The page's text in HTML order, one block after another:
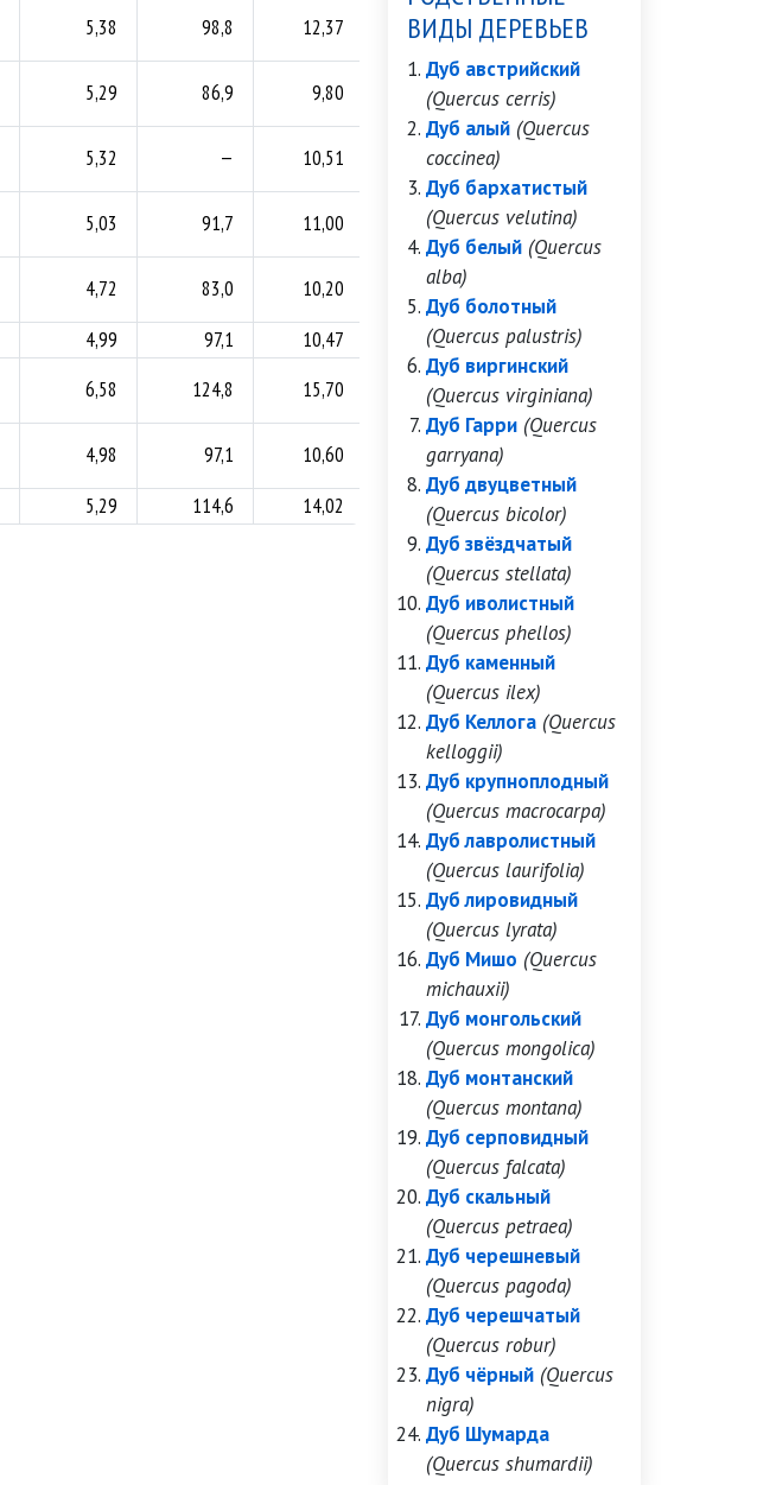
5,38 98,8 12,37 48,1
5,29 86,9 9,80 42,8
5,32 — 10,51 57,2
5,03 91,7 11,00 47,1
4,72 83,0 10,20
42,0
4,99 97,1 10,47
47,3
6,58 124,8 15,70 60,3
4,98 97,1 10,60
46,3
5,29 114,6 14,02 46,7
ВИДЫ ДЕРЕВЬЕВ
Дуб австрийский
(Quercus cerris)
Дуб алый (Quercus
coccinea)
Дуб бархатистый
(Quercus velutina)
Дуб белый (Quercus
alba)
Дуб болотный
(Quercus palustris)
Дуб виргинский
(Quercus virginiana)
Дуб Гарри (Quercus
garryana)
Дуб двуцветный
(Quercus bicolor)
Дуб звёздчатый
(Quercus stellata)
Дуб иволистный
(Quercus phellos)
Дуб каменный
(Quercus ilex)
Дуб Келлога (Quercus
kelloggii)
Дуб крупноплодный
(Quercus macrocarpa)
Дуб лавролистный
(Quercus laurifolia)
Дуб лировидный
(Quercus lyrata)
Дуб Мишо (Quercus
michauxii)
Дуб монгольский
(Quercus mongolica)
Дуб монтанский
(Quercus montana)
Дуб серповидный
(Quercus falcata)
Дуб скальный
(Quercus petraea)
Дуб черешневый
(Quercus pagoda)
Дуб черешчатый
(Quercus robur)
Дуб чёрный (Quercus
nigra)
Дуб Шумарда
(Quercus shumardii)